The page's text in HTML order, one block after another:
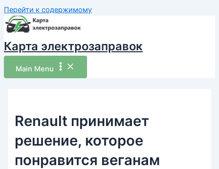
Перейти к содержимому
Карта электрозаправок
Main Menu
Renault принимает
решение, которое
понравится веганам